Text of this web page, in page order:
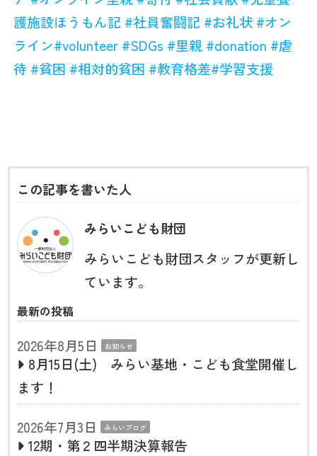
護施設ほうもん記 #社員奮闘記 #お礼状 #オン
ライン#volunteer #SDGs #里親 #donation #虐
待 #貧困 #相対的貧困 #教育格差#学習支援
この記事を書いた人
みらいこども財団
みらいこども財団スタッフが更新し
ています。
最新の投稿
2026年8月5日 お知らせ
8月15日(土) みらい基地・こども食堂開催し
ます！
2026年7月3日
みらいブログ
12期・第２四半期決算報告